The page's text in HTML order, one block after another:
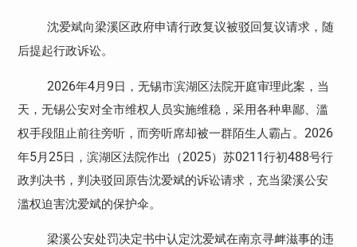
沈爱斌向梁溪区政府申请行政复议被驳回复议请求，随
后提起行政诉讼。
2026年4月9日，无锡市滨湖区法院开庭审理此案，当
天，无锡公安对全市维权人员实施维稳，采用各种卑鄙、滥
权手段阻止前往旁听，而旁听席却被一群陌生人霸占。 2026
年5月25日，滨湖区法院作出（2025）苏0211行初488号行
政判决书，判决驳回原告沈爱斌的诉讼请求，充当梁溪公安
滥权迫害沈爱斌的保护伞。
梁溪公安处罚决定书中认定沈爱斌在南京寻衅滋事的违